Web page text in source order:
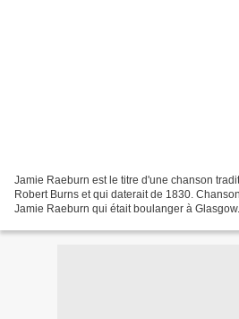
Jamie Raeburn est le titre d'une chanson
Robert Burns et qui daterait de 1830.
Jamie Raeburn qui était boulanger à